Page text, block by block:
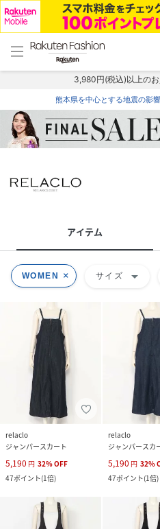
menu home
トップ
3,980円(税込)以上の
熊本県を中心とする地震の影
アイテム
WOMEN サイズ arrow_drop_down
relaclo
ジャンパースカート
5,190 円 32%OFF
47ポイント(1倍)
relaclo
ジャンパースカ
5,190 円 32%
47ポイント(1倍)